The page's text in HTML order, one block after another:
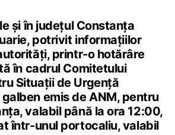
și în județul Constanța
potrivit informațiilor
printr-o hotărâre
în cadrul Comitetului
Situații de Urgență
emis de ANM, pentru
valabil până la ora 12:00,
într-unul portocaliu, valabil